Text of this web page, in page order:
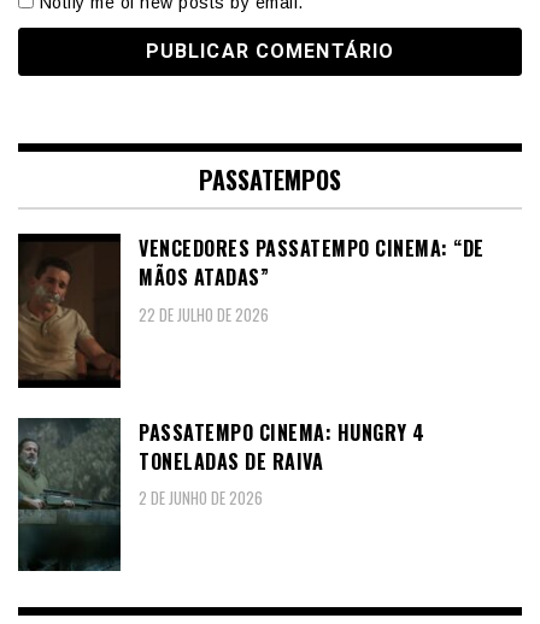
PASSATEMPOS
VENCEDORES PASSATEMPO CINEMA: “DE
MÃOS ATADAS”
22 DE JULHO DE 2026
PASSATEMPO CINEMA: HUNGRY 4
TONELADAS DE RAIVA
2 DE JUNHO DE 2026